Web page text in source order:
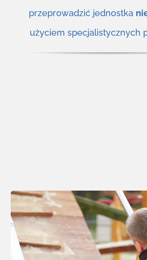
przeprowadzić jednostka
użyciem specjalistycznych